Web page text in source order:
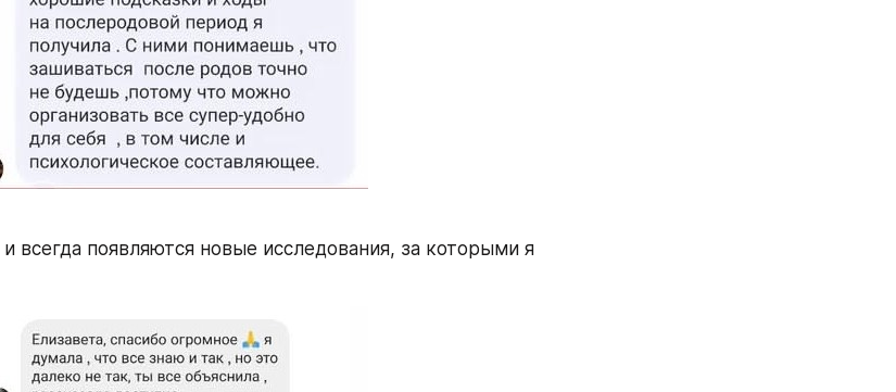
всегда появляются новые исследования, за которыми я